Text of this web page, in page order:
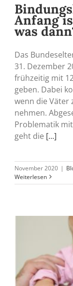
Anfang
was
Das
31. Dezember
frühzeitig mit
geben. Dabei
wenn die Väter
nehmen.
Problematik
geht die [...]
November 2020 |
Weiterlesen